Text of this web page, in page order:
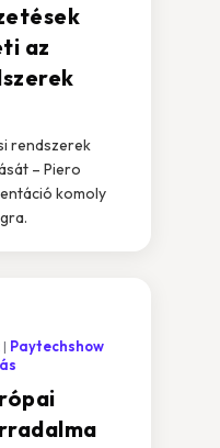
az
rendszerek
– Piero
komoly
Paytechshow